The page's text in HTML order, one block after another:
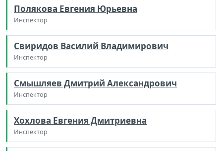
Полякова Евгения Юрьевна
Инспектор
Свиридов Василий Владимирович
Инспектор
Смышляев Дмитрий Александрович
Инспектор
Хохлова Евгения Дмитриевна
Инспектор